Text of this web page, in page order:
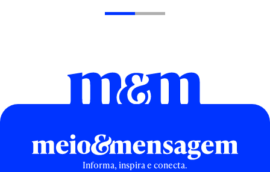
Informa, inspira e conecta.